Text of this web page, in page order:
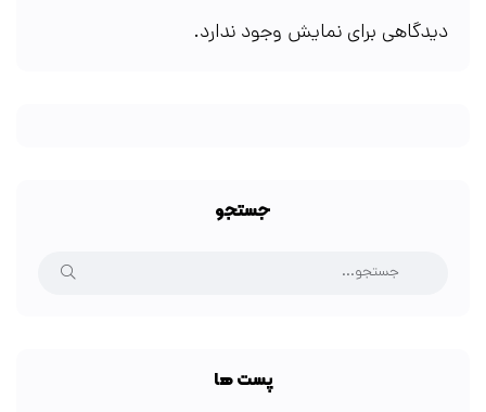
دیدگاهی برای نمایش وجود ندارد.
جستجو
پست ها